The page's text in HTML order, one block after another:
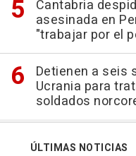
Cantabria
asesinada en
"trabajar por el
Detienen a seis
Ucrania para
soldados
ÚLTIMAS NOTICIAS